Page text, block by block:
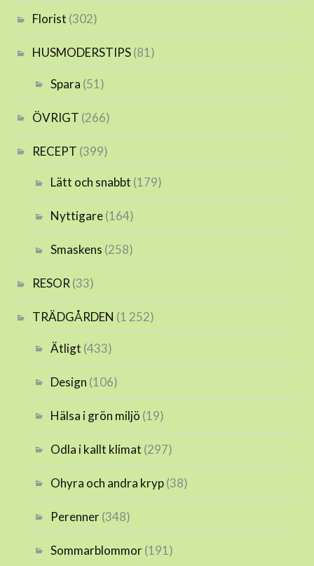
Florist (302)
HUSMODERSTIPS(81)
Spara (51)
ÖVRIGT (266)
RECEPT (399)
Lätt och snabbt (179)
Nyttigare(164)
Smaskens (258)
RESOR (33)
TRÄDGÅRDEN (1 252)
Ätligt (433)
Design (106)
Hälsa i grön miljö (19)
Odla i kallt klimat (297)
Ohyra och andra kryp(38)
Perenner(348)
Sommarblommor(191)